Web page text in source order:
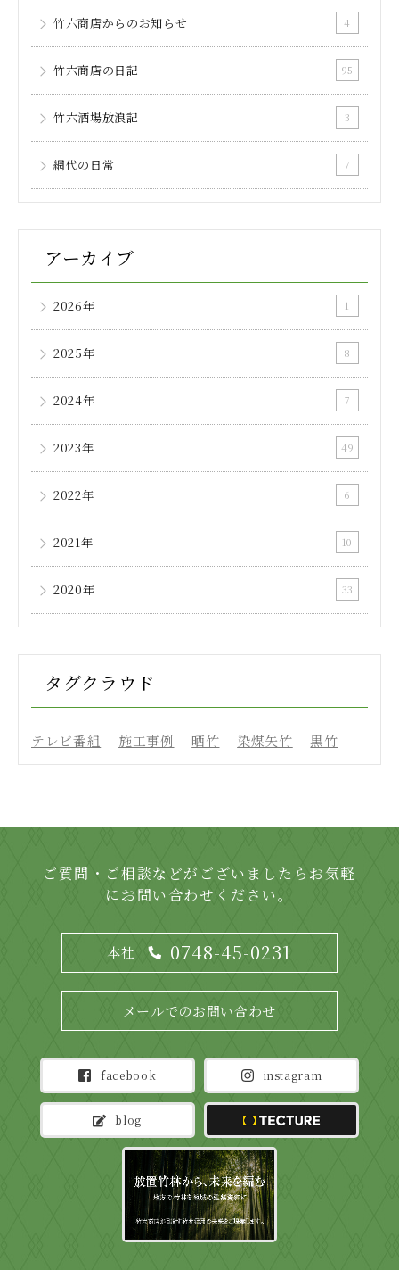
竹六商店からのお知らせ 4
竹六商店の日記 95
竹六酒場放浪記 3
網代の日常 7
アーカイブ
2026年 1
2025年 8
2024年 7
2023年 49
2022年 6
2021年 10
2020年 33
タグクラウド
テレビ番組 施工事例 晒竹 染煤矢竹 黒竹
ご質問・ご相談などがございましたらお気軽
にお問い合わせください。
本社 0748-45-0231
メールでのお問い合わせ
facebook instagram
blog TECTURE